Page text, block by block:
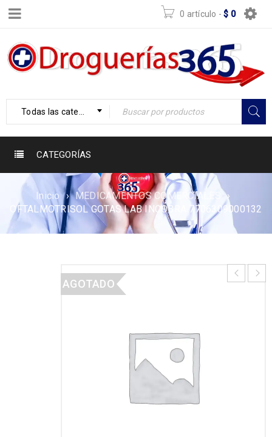
0 artículo - $ 0
Todas las categorías
CATEGORÍAS
Inicio › MEDICAMENTOS COMERCIALES
›
OFTALMOTRISOL GOTAS LAB INCOBRA 7706309000132
AGOTADO